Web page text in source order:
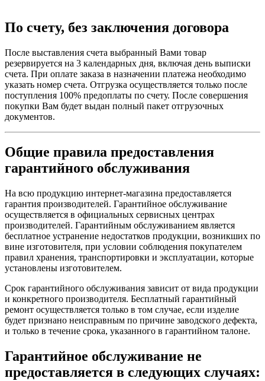
По счету, без заключения договора
После выставления счета выбранный Вами товар
резервируется на 3 календарных дня, включая день выписки
счета. При оплате заказа в назначении платежа необходимо
указать номер счета. Отгрузка осуществляется только после
поступления 100% предоплаты по счету. После совершения
покупки Вам будет выдан полный пакет отгрузочных
документов.
Общие правила предоставления
гарантийного обслуживания
На всю продукцию интернет-магазина предоставляется
гарантия производителей. Гарантийное обслуживание
осуществляется в официальных сервисных центрах
производителей. Гарантийным обслуживанием является
бесплатное устранение недостатков продукции, возникших по
вине изготовителя, при условии соблюдения покупателем
правил хранения, транспортировки и эксплуатации, которые
установлены изготовителем.
Срок гарантийного обслуживания зависит от вида продукции
и конкретного производителя. Бесплатный гарантийный
ремонт осуществляется только в том случае, если изделие
будет признано неисправным по причине заводского дефекта,
и только в течение срока, указанного в гарантийном талоне.
Гарантийное обслуживание не
предоставляется в следующих случаях: